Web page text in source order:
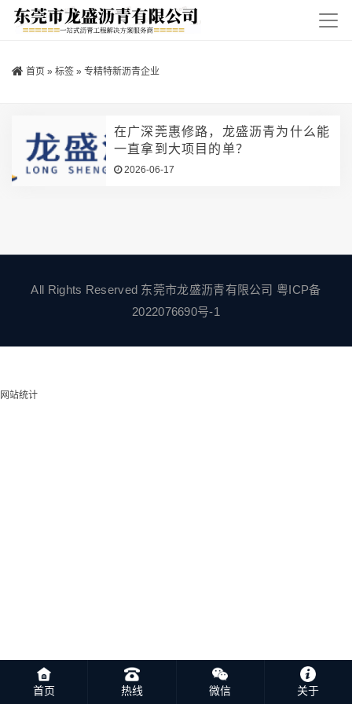
首页 » 标签 » 专精特新沥青企业
在广深莞惠修路，龙盛沥青为什么能
一直拿到大项目的单？
2026-06-17
All Rights Reserved 东莞市龙盛沥青有限公司 粤ICP备
2022076690号-1
首页 热线 微信 关于
网站统计